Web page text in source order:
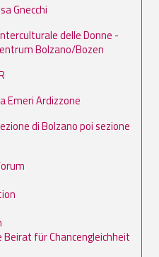
Gnecchi
delle Donne -
Bolzano/Bozen
Emeri Ardizzone
di Bolzano poi sezione
für Chancengleichheit